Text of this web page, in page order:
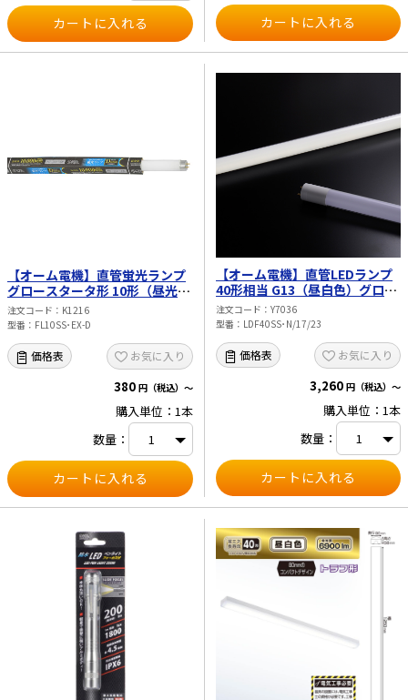
【オーム電機】直管蛍光ランプ
グロースタータ形 10形（昼光
色） FL10SS･EX-D
注文コード
K1216
型番
FL10SS･EX-D
価格表 お気に入り
380 円（税込）～
購入単位：1本
数量：
【オーム電機】直管LEDランプ
40形相当 G13（昼白色）グロー
スタータ器具専用 片側給電仕様
LDF40SS･N/17/23
注文コード
Y7036
型番
LDF40SS･N/17/23
価格表 お気に入り
3,260 円（税込）～
購入単位：1本
数量：